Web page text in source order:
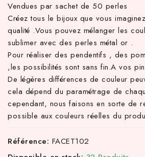
Vendues par sachet de 50 perles
Créez tous le bijoux que vous
qualité .Vous pouvez mélanger les
sublimer avec des perles métal or .
Pour réaliser des pendentifs , des
,les possibilités sont sans fin.A vos
De légères différences de couleur
cela dépend du paramétrage de
cependant, nous faisons en sorte de
possible aux couleurs réelles du
Référence: FACET102